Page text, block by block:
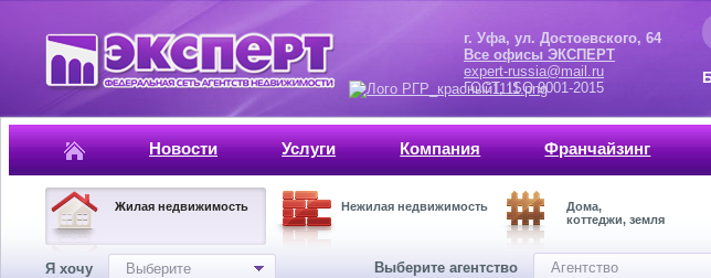
г. Уфа, ул. Достоевского, 64
Все офисы ЭКСПЕРТ
expert-russia@mail.ru
ГОСТ, ISO 9001-2015
Новости Услуги Компания Франчайзинг
Жилая недвижимость Нежилая недвижимость
Дома,
коттеджи, земля
Я хочу Выберите Выберите агентство Агентство